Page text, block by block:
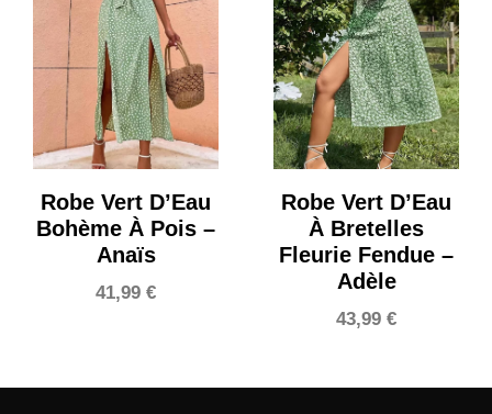
Robe Vert D’Eau
Bohème À Pois –
Anaïs
41,99 €
Robe Vert D’Eau
À Bretelles
Fleurie Fendue –
Adèle
43,99 €